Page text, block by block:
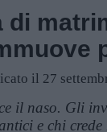
di
il 27
il naso. Gli
e chi